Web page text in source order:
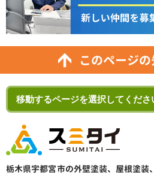
このページ
栃木県宇都宮市の外壁塗装、屋根塗装